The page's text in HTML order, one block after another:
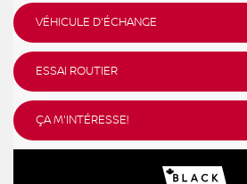
VÉHICULE D'ÉCHANGE
ESSAI ROUTIER
ÇA M'INTÉRESSE!